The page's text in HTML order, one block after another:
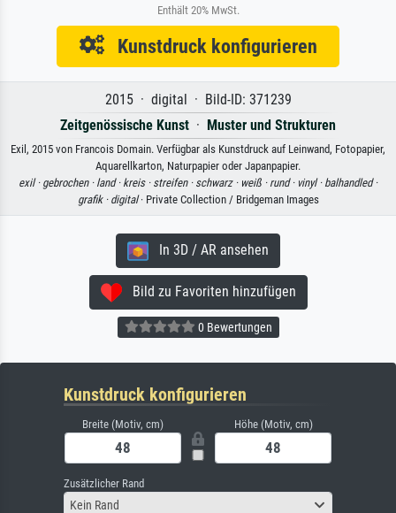
Enthält 20% MwSt.
Kunstdruck konfigurieren
2015 · digital · Bild-ID: 371239
Zeitgenössische Kunst · Muster und Strukturen
Exil, 2015 von Francois Domain. Verfügbar als Kunstdruck auf Leinwand, Fotopapier,
Aquarellkarton, Naturpapier oder Japanpapier.
exil · gebrochen · land · kreis · streifen · schwarz · weiß · rund · vinyl · balhandled ·
grafik · digital· Private Collection / Bridgeman Images
In 3D / AR ansehen
Bild zu Favoriten hinzufügen
0 Bewertungen
Kunstdruck konfigurieren
Breite (Motiv, cm) Höhe (Motiv, cm)
Zusätzlicher Rand
Kein Rand